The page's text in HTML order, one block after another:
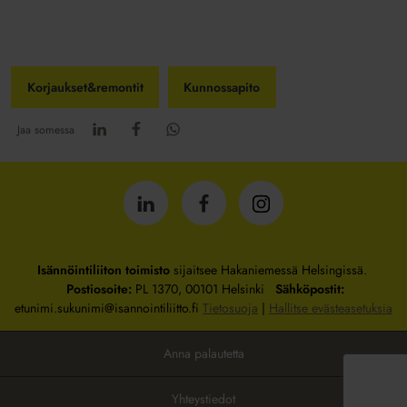
Korjaukset&remontit Kunnossapito
Jaa somessa
IsännöintiliittoIsännöintiliittoIsännöintiliitto
Isännöintiliiton toimistosijaitsee Hakaniemessä Helsingissä.
Postiosoite: PL 1370, 00101 Helsinki Sähköpostit:
etunimi.sukunimi@isannointiliitto.fi Tietosuoja | Hallitse evästeasetuksia
Anna palautetta
Yhteystiedot